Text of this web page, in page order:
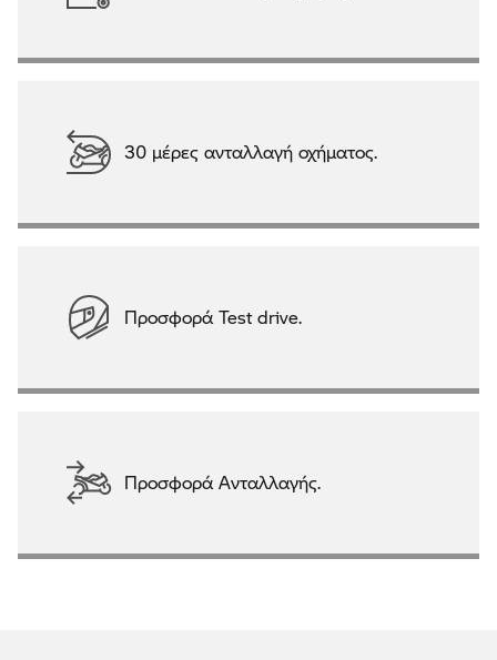
30 μέρες ανταλλαγή οχήματος.
Προσφορά Test drive.
Προσφορά Ανταλλαγής.